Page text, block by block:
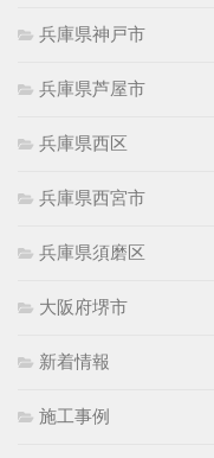
兵庫県神戸市
兵庫県芦屋市
兵庫県西区
兵庫県西宮市
兵庫県須磨区
大阪府堺市
新着情報
施工事例